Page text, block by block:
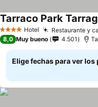
4 EstrellasHotel Restaurante y
Tarraco Park
8,0 Muy bueno 4.501
Elige fechas para ver